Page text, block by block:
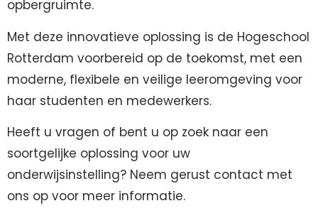
opbergruimte.
Met deze innovatieve oplossing is de Hogeschool
Rotterdam voorbereid op de toekomst, met een
moderne, flexibele en veilige leeromgeving voor
haar studenten en medewerkers.
Heeft u vragen of bent u op zoek naar een
soortgelijke oplossing voor uw
onderwijsinstelling? Neem gerust contact met
ons op voor meer informatie.